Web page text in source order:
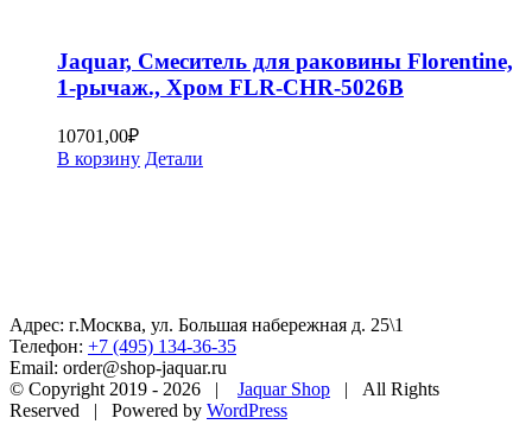
Jaquar, Смеситель для раковины Florentine,
1-рычаж., Хром FLR-CHR-5026B
10701,00₽
В корзину Детали
Адрес: г.Москва, ул. Большая набережная д. 25\1
Телефон: +7 (495) 134-36-35
Email: order@shop-jaquar.ru
© Copyright 2019 - 2026 | Jaquar Shop | All Rights
Reserved | Powered by WordPress